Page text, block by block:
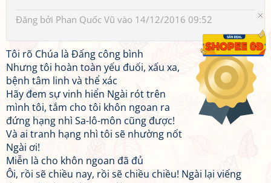
Đăng bởi Phan Quốc Vũ vào 14/12/2016 09:52
Tôi rõ Chúa là Đấng công bình
Nhưng tôi hoàn toàn yếu đuối, xấu xa,
bệnh tâm linh và thể xác
Hãy đem sự vinh hiển Ngài rót trên
mình tôi, tắm cho tôi khôn ngoan ra
đứng hạng nhì Sa-lô-môn cũng được!
Và ai tranh hạng nhì tôi sẽ nhường nốt
Ngài ơi!
Miễn là cho khôn ngoan đã đủ
Ôi, rồi sẽ chiều nay, rồi sẽ chiều chiều! Ngài lại viếng